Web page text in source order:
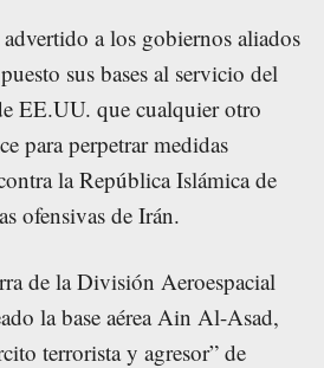
a los gobiernos aliados
sus bases al servicio del
EE.UU. que cualquier otro
para perpetrar medidas
la República Islámica de
ofensivas de Irán.
de la División Aeroespacial
la base aérea Ain Al-Asad,
terrorista y agresor” de